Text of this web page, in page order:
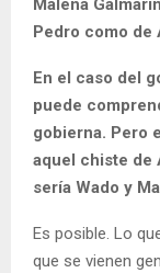
Malena
Pedro como de
En el caso del
puede
gobierna. Pero
aquel chiste de
sería Wado y
Es posible. Lo
que se vienen